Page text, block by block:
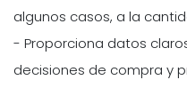
algunos casos, a la
- Proporciona datos
decisiones de compra y